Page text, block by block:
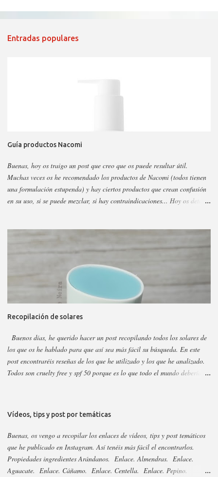
Entradas populares
Guía productos Nacomi
Buenas, hoy os traigo un post que creo que os puede resultar útil.
Muchas veces os he recomendado los productos de Nacomi (todos tienen
una formulación estupenda) y hay ciertos productos que crean confusión
en su uso, si se puede mezclar, si hay contraindicaciones... Hoy os detallo
corporales, así es más fácil, además al final añadiré gamas concretas. La
marca tiene otros sérum y cremas, pero estos son los más dificilillos de
tenéis en casi todas las perfumerías, es cruelty free y casi toda vegana.
Hay ciertos productos que no están en todas las webs, pero como se suele
decir Google es nuestro amigo. Empecemos: Productos faciales Dermo
loción limpiadora ceramidas Precio: 4 euros. Cantidad: 150 ml.
Propiedades: Limpiador acuoso para todas las pieles, pero p...
Recopilación de solares
Buenos días, he querido hacer un post recopilando todos los solares de
los que os he hablado para que así sea más fácil su búsqueda. En este
post encontraréis reseñas de los que he utilizado y los que he analizado.
Todos son cruelty free y spf 50 porque es lo que todo el mundo debería
pero las marcas sacan año tras año los mismo, aunque suelen cambiar el
envase. Si no veis alguno es porque ya está analizado, así que revisad el
nombre para saber si cambiaron su envase. Os dejo el listado y los
enlaces a continuación: 3Ina. Enlace. Abib esencia y stick. Enlace.
Acorelle. Enlace. Acorelle, resto. Enlace. Acty Mask. Enlace.
Vídeos, tips y post por temáticas
Buenas, os vengo a recopilar los enlaces de vídeos, tips y post temáticos
que he publicado en Instagram. Así tenéis más fácil el encontrarlos.
Propiedades ingredientes Arándanos. Enlace. Almendras. Enlace.
Aguacate. Enlace. Cáñamo. Enlace. Centella. Enlace. Pepino.